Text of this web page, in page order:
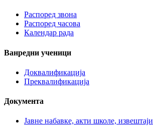
Распоред звона
Распоред часова
Календар рада
Ванредни ученици
Доквалификација
Преквалификација
Документа
Јавне набавке, акти школе, извештаји